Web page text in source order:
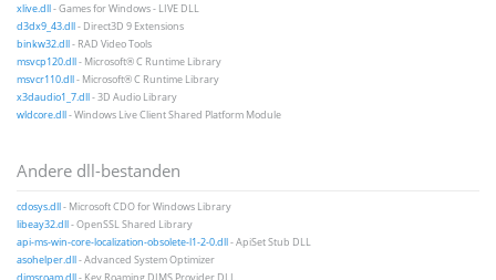
xlive.dll- Games for Windows - LIVE DLL
d3dx9_43.dll- Direct3D 9 Extensions
binkw32.dll- RAD Video Tools
msvcp120.dll- Microsoft® C Runtime Library
msvcr110.dll- Microsoft® C Runtime Library
x3daudio1_7.dll- 3D Audio Library
wldcore.dll- Windows Live Client Shared Platform Module
Andere dll-bestanden
cdosys.dll- Microsoft CDO for Windows Library
libeay32.dll- OpenSSL Shared Library
api-ms-win-core-localization-obsolete-l1-2-0.dll- ApiSet Stub DLL
asohelper.dll- Advanced System Optimizer